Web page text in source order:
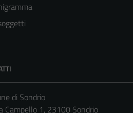
di Sondrio
Campello 1, 23100 Sondrio